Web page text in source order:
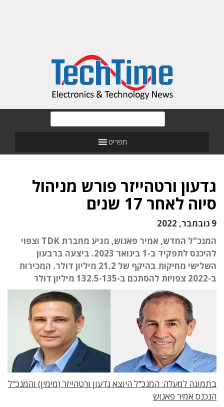
תפריט
גדעון ורטהייזר פורש מניהול
סיוה לאחר 17 שנים
9 נובמבר, 2022
המנכ"ל החדש, אמיר פאנוש, מגיע מחברת TDK וצפוי
להיכנס לתפקיד ב-1 בינואר 2023. ביצעה ברבעון
השלישי מחיקות בהיקף של 21.2 מיליון דולר. המכירות
ב-2022 צפויות להסתכם ב-132.5-135 מיליון דולר
בתמונה למעלה: המנכ"ל היוצא גדעון ורטהייזר (מימין) והמנכ"ל
הנכנס אמיר פאנוש